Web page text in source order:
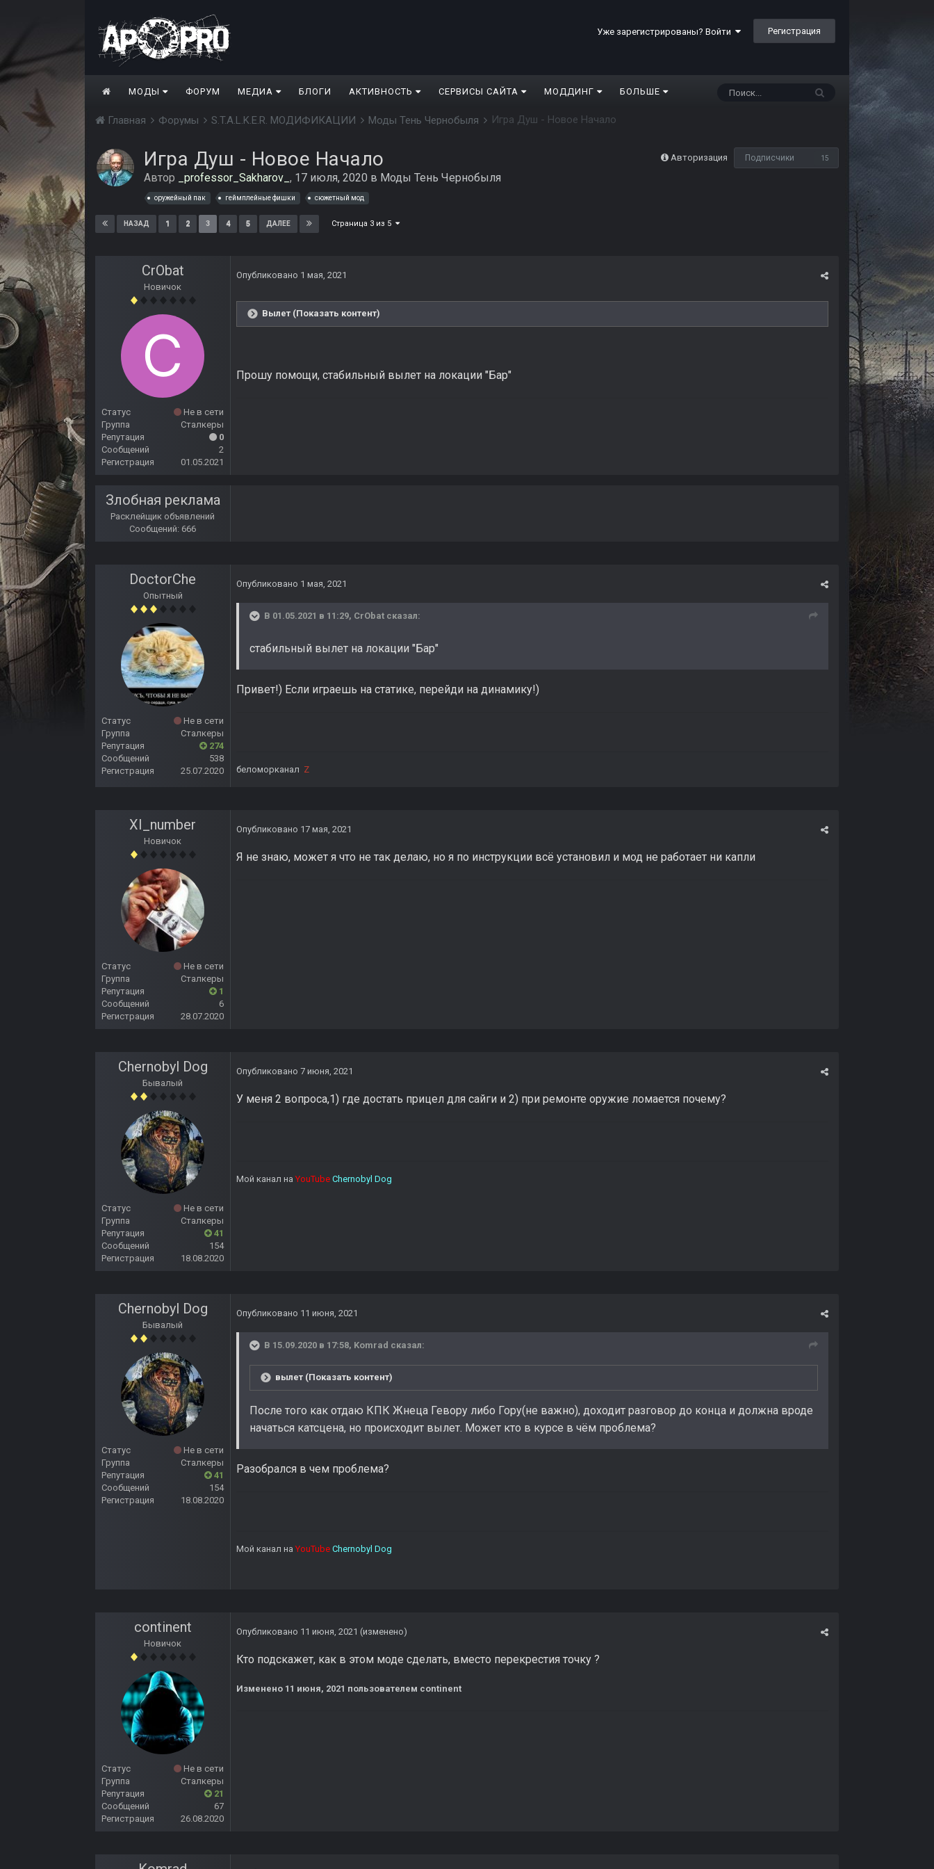
Уже зарегистрированы? Войти Регистрация
МОДЫ ФОРУМ МЕДИА БЛОГИ АКТИВНОСТЬ СЕРВИСЫ САЙТА МОДДИНГ БОЛЬШЕ
Главная Форумы S.T.A.L.K.E.R. МОДИФИКАЦИИ Моды Тень Чернобыля Игра Душ - Новое Начало
Авторизация Подписчики 15
Игра Душ - Новое Начало
Автор _professor_Sakharov_ , 17 июля, 2020 в Моды Тень Чернобыля
оружейный пак геймплейные фишки сюжетный мод
НАЗАД 1 2 3 4 5 ДАЛЕЕ Страница 3 из 5
CrObat
Новичок
Статус
Не в сети
Группа
Сталкеры
Репутация
0
Сообщений
2
Регистрация
01.05.2021
Опубликовано 1 мая, 2021
Вылет (Показать контент)
Прошу помощи, стабильный вылет на локации "Бар"
Злобная реклама
Расклейщик объявлений
Сообщений: 666
DoctorChe
Опытный
Статус
Не в сети
Группа
Сталкеры
Репутация
274
Сообщений
538
Регистрация
25.07.2020
Опубликовано 1 мая, 2021
В 01.05.2021 в 11:29, CrObat сказал:
стабильный вылет на локации "Бар"
Привет!) Если играешь на статике, перейди на динамику!)
беломорканал Z
XI_number
Новичок
Статус
Не в сети
Группа
Сталкеры
Репутация
1
Сообщений
6
Регистрация
28.07.2020
Опубликовано 17 мая, 2021
Я не знаю, может я что не так делаю, но я по инструкции всё установил и мод не работает ни капли
Chernobyl Dog
Бывалый
Статус
Не в сети
Группа
Сталкеры
Репутация
41
Сообщений
154
Регистрация
18.08.2020
Опубликовано 7 июня, 2021
У меня 2 вопроса,1) где достать прицел для сайги и 2) при ремонте оружие ломается почему?
Мой канал на YouTube Chernobyl Dog
Chernobyl Dog
Бывалый
Статус
Не в сети
Группа
Сталкеры
Репутация
41
Сообщений
154
Регистрация
18.08.2020
Опубликовано 11 июня, 2021
В 15.09.2020 в 17:58, Komrad сказал:
вылет (Показать контент)
После того как отдаю КПК Жнеца Гевору либо Гору(не важно), доходит разговор до конца и должна вроде
начаться катсцена, но происходит вылет. Может кто в курсе в чём проблема?
Разобрался в чем проблема?
Мой канал на YouTube Chernobyl Dog
continent
Новичок
Статус
Не в сети
Группа
Сталкеры
Репутация
21
Сообщений
67
Регистрация
26.08.2020
Опубликовано 11 июня, 2021 (изменено)
Кто подскажет, как в этом моде сделать, вместо перекрестия точку ?
Изменено 11 июня, 2021 пользователем continent